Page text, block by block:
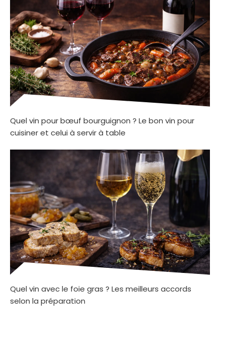
Quel vin pour bœuf bourguignon ? Le bon vin pour
cuisiner et celui à servir à table
Quel vin avec le foie gras ? Les meilleurs accords
selon la préparation